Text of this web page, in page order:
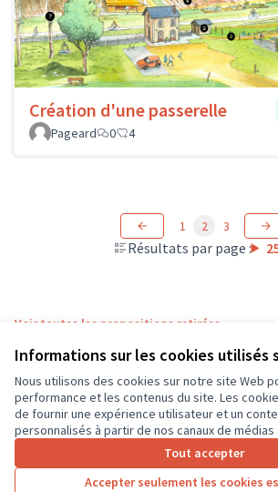
Informations sur les cookies utilisés
Nous utilisons des cookies sur notre site Web
performance et les contenus du site. Les
de fournir une expérience utilisateur et un
personnalisés à partir de nos canaux de médias
Tout accepter
Accepter seulement les cookies
Création d'une passerelle
Pageard
0 4
Résultats par page :
1 2 3
Voir toutes les propositions retirées
Conditions d'utilisation
Paramètres des cookies
CD37 sur X
(Lien externe)
CD37 sur Facebook
CD37 sur Instagram
CD37 sur YouTube
(Lien externe)